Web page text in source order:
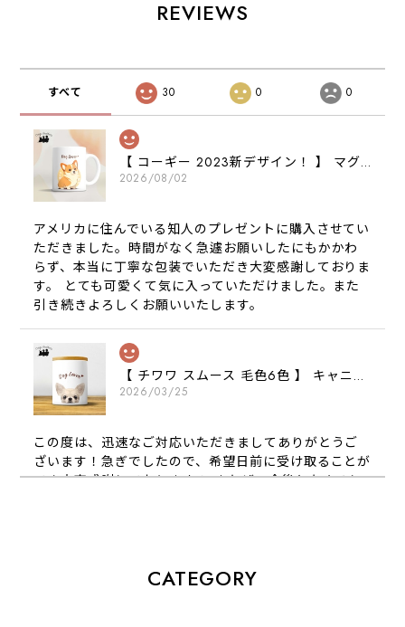
REVIEWS
すべて 30 0 0
【 コーギー 2023新デザイン！ 】 マグカップ お家用 プレゼント 犬 うちの子 犬グッズ ギフト
2026/08/02
アメリカに住んでいる知人のプレゼントに購入させてい
ただきました。時間がなく急遽お願いしたにもかかわ
らず、本当に丁寧な包装でいただき大変感謝しておりま
す。 とても可愛くて気に入っていただけました。また
引き続きよろしくお願いいたします。
【 チワワ スムース 毛色6色 】 キャニスター 保存容器 お家用 プレゼント 犬 ペット うちの子 犬グッズ
2026/03/25
この度は、迅速なご対応いただきましてありがとうご
ざいます！急ぎでしたので、希望日前に受け取ることが
でき大変感謝しております！ またぜひ今後ともよろし
2026/01/16
CATEGORY